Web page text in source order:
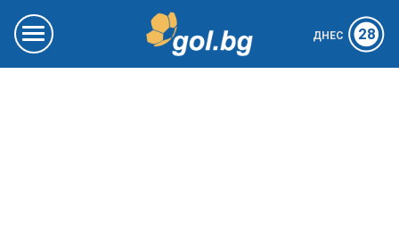
ДНЕС 28